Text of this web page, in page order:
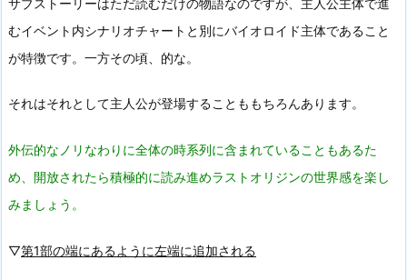
むイベント内シナリオチャートと別にバイオロイド主体であること
が特徴です。一方その頃、的な。
それはそれとして主人公が登場することももちろんあります。
外伝的なノリなわりに全体の時系列に含まれていることもあるた
め、開放されたら積極的に読み進めラストオリジンの世界感を楽し
みましょう。
▽第1部の端にあるように左端に追加される